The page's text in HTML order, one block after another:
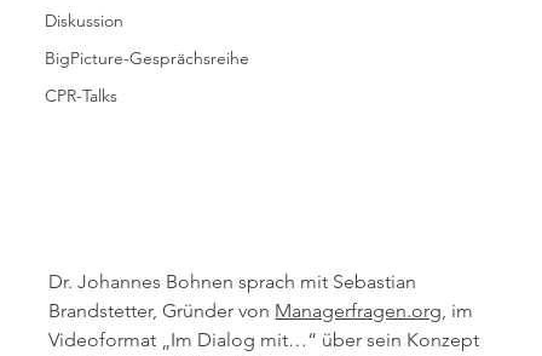
Diskussion
BigPicture-Gesprächsreihe
CPR-Talks
Dr. Johannes Bohnen sprach mit Sebastian
Brandstetter, Gründer von Managerfragen.org, im
Videoformat „Im Dialog mit…“ über sein Konzept